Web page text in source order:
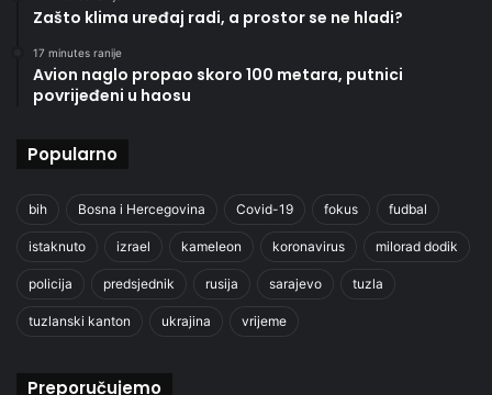
Zašto klima uređaj radi, a prostor se ne hladi?
17 minutes ranije
Avion naglo propao skoro 100 metara, putnici
povrijeđeni u haosu
Popularno
bih Bosna i Hercegovina Covid-19 fokus fudbal
istaknuto izrael kameleon koronavirus milorad dodik
policija predsjednik rusija sarajevo tuzla
tuzlanski kanton ukrajina vrijeme
Preporučujemo